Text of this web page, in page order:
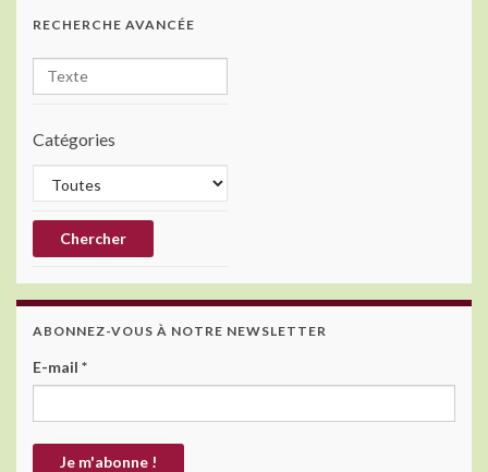
RECHERCHE AVANCÉE
Catégories
ABONNEZ-VOUS À NOTRE NEWSLETTER
E-mail *